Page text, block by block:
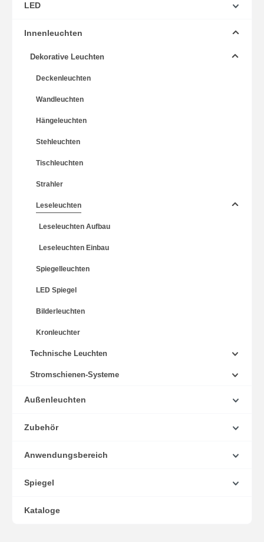
LED
Innenleuchten
Dekorative Leuchten
Deckenleuchten
Wandleuchten
Hängeleuchten
Stehleuchten
Tischleuchten
Strahler
Leseleuchten
Leseleuchten Aufbau
Leseleuchten Einbau
Spiegelleuchten
LED Spiegel
Bilderleuchten
Kronleuchter
Technische Leuchten
Stromschienen-Systeme
Außenleuchten
Zubehör
Anwendungsbereich
Spiegel
Kataloge